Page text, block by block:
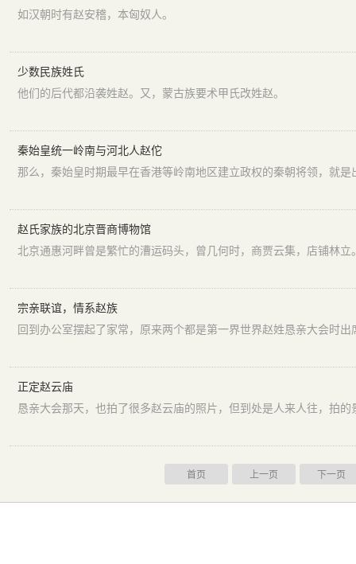
如汉朝时有赵安稽，本匈奴人。
少数民族姓氏
他们的后代都沿袭姓赵。又，蒙古族要术甲氏改姓赵。
秦始皇统一岭南与河北人赵佗
赵氏家族的北京晋商博物馆
宗亲联谊，情系赵族
正定赵云庙